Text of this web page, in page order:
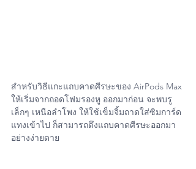
สำหรับวิธีแกะแถบคาดศีรษะของ AirPods Max
ให้เริ่มจากถอดโฟมรองหู ออกมาก่อน จะพบรู
เล็กๆ เหนือลำโพง ให้ใช้เข็มจิ้มถาดใส่ซิมการ์ด
แทงเข้าไป ก็สามารถดึงแถบคาดศีรษะออกมา
อย่างง่ายดาย